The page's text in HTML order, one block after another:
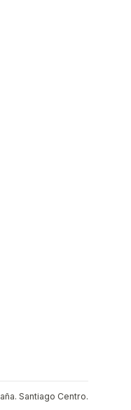
Santiago Centro.